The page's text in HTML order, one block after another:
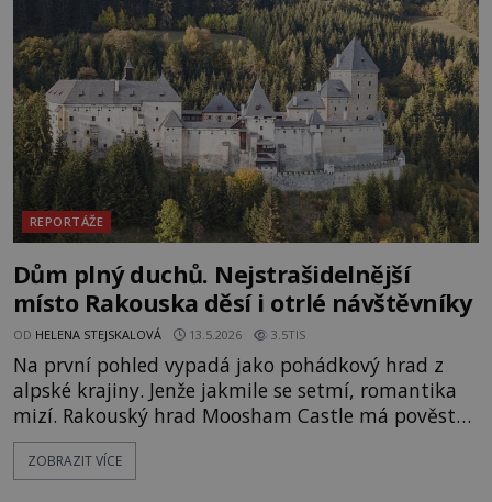
je umělá družice od povrchu Marsu vzdálena asi
1873 kilometrů, nachá
REPORTÁŽE
Dům plný duchů. Nejstrašidelnější
místo Rakouska děsí i otrlé návštěvníky
OD HELENA STEJSKALOVÁ 13.5.2026 3.5TIS
Na první pohled vypadá jako pohádkový hrad z
alpské krajiny. Jenže jakmile se setmí, romantika
mizí. Rakouský hrad Moosham Castle má pověst
nejděsivějšího domu v celé zemi. Lidé tu údajně
slyší kroky v prázdných chodbách, šeptání ze zdí i
ZOBRAZIT VÍCE